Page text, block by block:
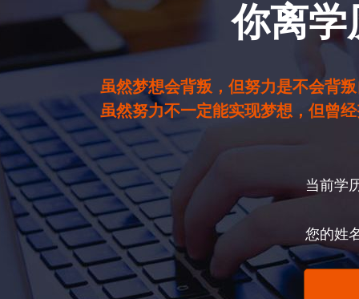
你离
虽然梦想会背叛，但努力是不会背
虽然努力不一定能实现梦想，但曾
当前学
您的姓